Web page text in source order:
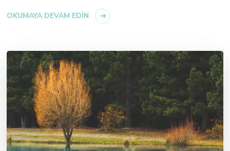
OKUMAYA DEVAM EDIN